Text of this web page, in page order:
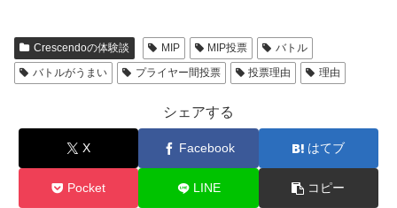
Crescendoの体験談 MIP MIP投票
バトル
バトルがうまい
プライヤー間投票 投票理由 理由
シェアする
X Facebook はてブ
Pocket LINE コピー